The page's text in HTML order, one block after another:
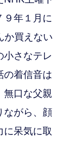
９年１月に
か買えない
小さなテレ
の着信音は
無口な父親
ながら、顔
に呆気に取